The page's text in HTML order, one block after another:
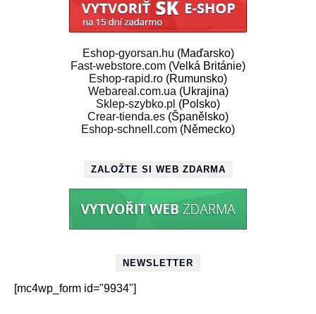
Eshop-gyorsan.hu (Maďarsko)
Fast-webstore.com (Velká Británie)
Eshop-rapid.ro (Rumunsko)
Webareal.com.ua (Ukrajina)
Sklep-szybko.pl (Polsko)
Crear-tienda.es (Španělsko)
Eshop-schnell.com (Německo)
ZALOŽTE SI WEB ZDARMA
NEWSLETTER
[mc4wp_form id="9934"]